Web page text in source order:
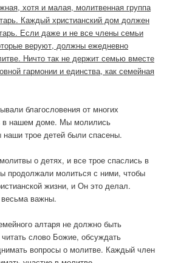
хотя и малая, молитвенная группа
Каждый христианский дом должен
Если даже и не все члены семьи
веруют, должны ежедневно
Ничто так не держит семью вместе
гармонии и единства, как семейная
благословения от многих
в нашем доме. Мы молились
наши трое детей были спасены.
о детях, и все трое спаслись в
продолжали молиться с ними, чтобы
жизни, и Он это делал.
важны.
алтаря не должно быть
слово Божие, обсуждать
вопросы о молитве. Каждый член